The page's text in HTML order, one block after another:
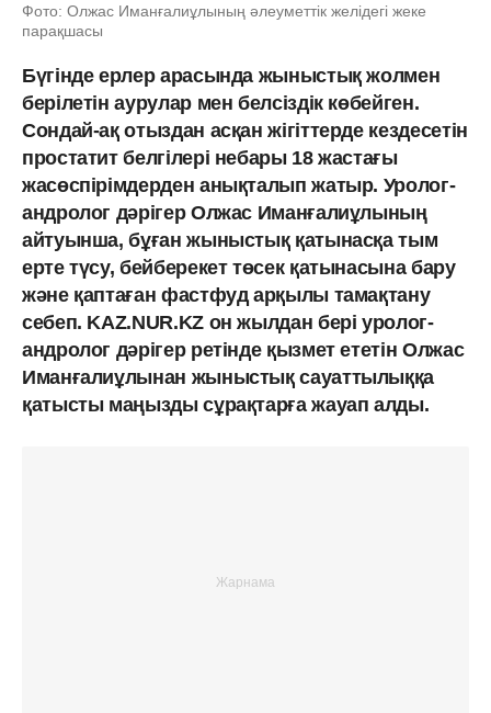
Фото: Олжас Иманғалиұлының әлеуметтік желідегі жеке
парақшасы
Бүгінде ерлер арасында жыныстық жолмен
берілетін аурулар мен белсіздік көбейген.
Сондай-ақ отыздан асқан жігіттерде кездесетін
простатит белгілері небары 18 жастағы
жасөспірімдерден анықталып жатыр. Уролог-
андролог дәрігер Олжас Иманғалиұлының
айтуынша, бұған жыныстық қатынасқа тым
ерте түсу, бейберекет төсек қатынасына бару
және қаптаған фастфуд арқылы тамақтану
себеп. KAZ.NUR.KZ он жылдан бері уролог-
андролог дәрігер ретінде қызмет ететін Олжас
Иманғалиұлынан жыныстық сауаттылыққа
қатысты маңызды сұрақтарға жауап алды.